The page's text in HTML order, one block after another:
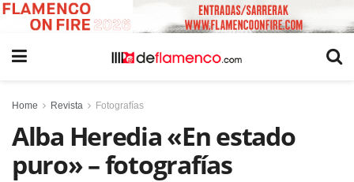
Home Revista Fotografías
Alba Heredia «En estado
puro» – fotografías